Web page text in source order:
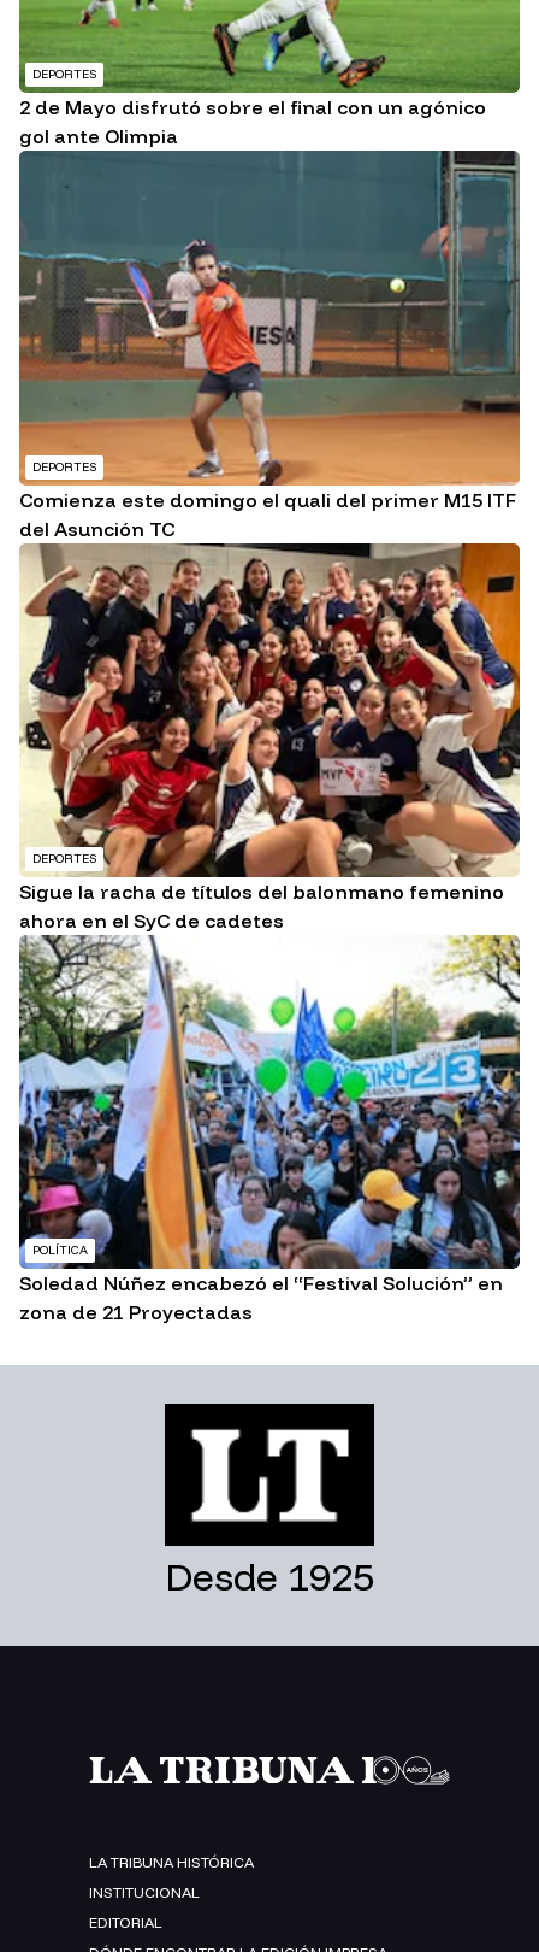
DEPORTES
2 de Mayo disfrutó sobre el final con un agónico
gol ante Olimpia
DEPORTES
Comienza este domingo el quali del primer M15 ITF
del Asunción TC
DEPORTES
Sigue la racha de títulos del balonmano femenino
ahora en el SyC de cadetes
POLÍTICA
Soledad Núñez encabezó el “Festival Solución” en
zona de 21 Proyectadas
Desde 1925
LA TRIBUNA HISTÓRICA
INSTITUCIONAL
EDITORIAL